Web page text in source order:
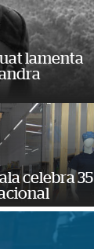
lamenta
celebra 35